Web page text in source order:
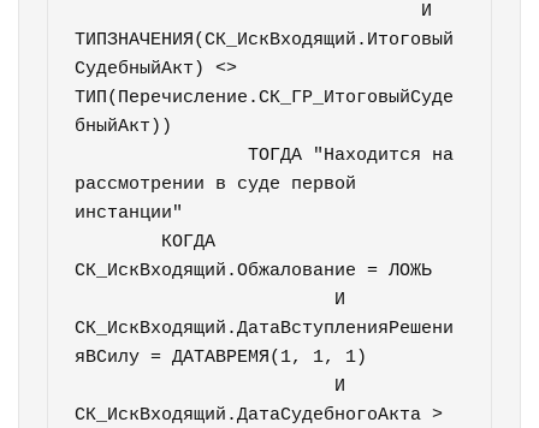
ТИПЗНАЧЕНИЯ(СК_ИскВходящий.Итоговый
СудебныйАкт) <>
ТИП(Перечисление.СК_ГР_ИтоговыйСуде
бныйАкт))
		ТОГДА "Находится на
рассмотрении в суде первой
инстанции"
СК_ИскВходящий.Обжалование = ЛОЖЬ
СК_ИскВходящий.ДатаВступленияРешени
яВСилу = ДАТАВРЕМЯ(1, 1, 1)
СК_ИскВходящий.ДатаСудебногоАкта >